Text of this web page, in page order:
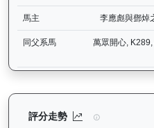
馬主 李應彪與鄧焯
同父系馬
萬眾開心,
評分走勢 極速之星（